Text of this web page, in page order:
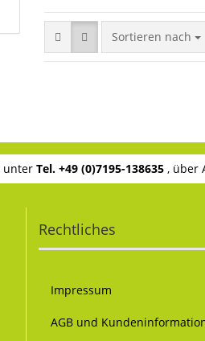
Sortieren nach
Sortieren nach
unter Tel. +49 (0)7195-138635 , über
Rechtliches
Impressum
AGB und